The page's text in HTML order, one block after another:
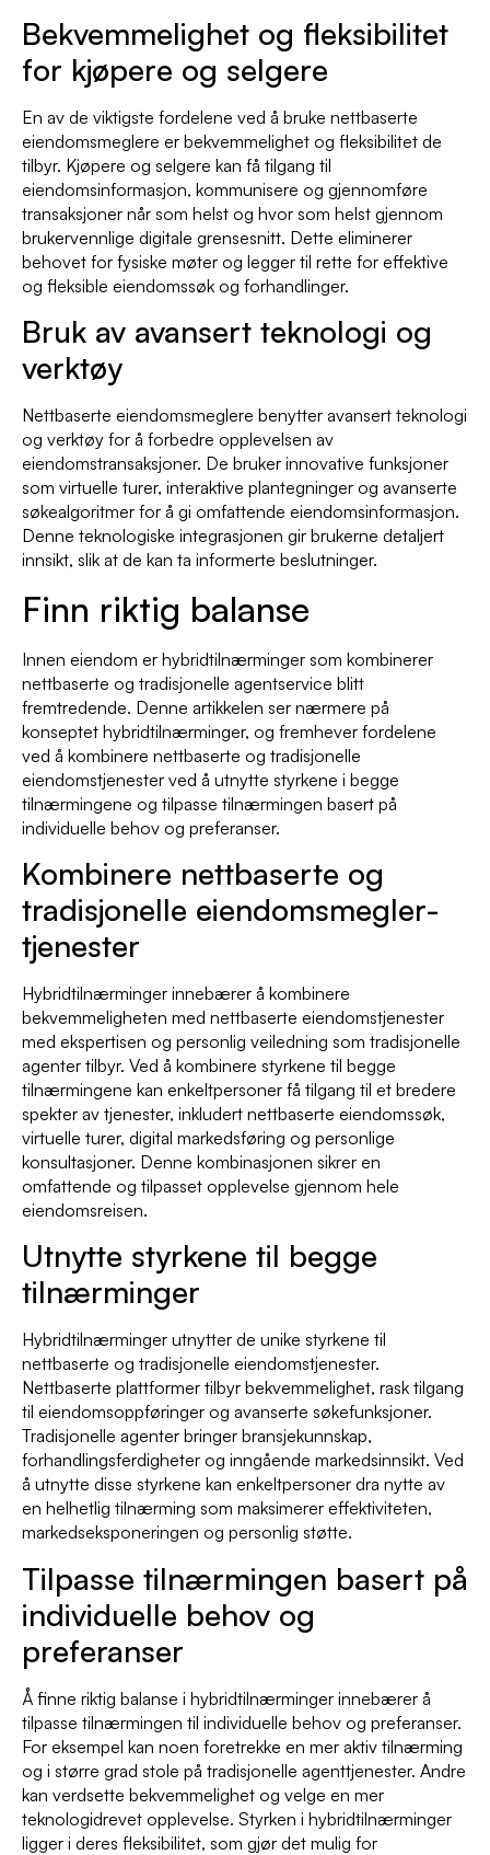
Bekvemmelighet og fleksibilitet
for kjøpere og selgere
En av de viktigste fordelene ved å bruke nettbaserte
eiendomsmeglere er bekvemmelighet og fleksibilitet de
tilbyr. Kjøpere og selgere kan få tilgang til
eiendomsinformasjon, kommunisere og gjennomføre
transaksjoner når som helst og hvor som helst gjennom
brukervennlige digitale grensesnitt. Dette eliminerer
behovet for fysiske møter og legger til rette for effektive
og fleksible eiendomssøk og forhandlinger.
Bruk av avansert teknologi og
verktøy
Nettbaserte eiendomsmeglere benytter avansert teknologi
og verktøy for å forbedre opplevelsen av
eiendomstransaksjoner. De bruker innovative funksjoner
som virtuelle turer, interaktive plantegninger og avanserte
søkealgoritmer for å gi omfattende eiendomsinformasjon.
Denne teknologiske integrasjonen gir brukerne detaljert
innsikt, slik at de kan ta informerte beslutninger.
Finn riktig balanse
Innen eiendom er hybridtilnærminger som kombinerer
nettbaserte og tradisjonelle agentservice blitt
fremtredende. Denne artikkelen ser nærmere på
konseptet hybridtilnærminger, og fremhever fordelene
ved å kombinere nettbaserte og tradisjonelle
eiendomstjenester ved å utnytte styrkene i begge
tilnærmingene og tilpasse tilnærmingen basert på
individuelle behov og preferanser.
Kombinere nettbaserte og
tradisjonelle eiendomsmegler-
tjenester
Hybridtilnærminger innebærer å kombinere
bekvemmeligheten med nettbaserte eiendomstjenester
med ekspertisen og personlig veiledning som tradisjonelle
agenter tilbyr. Ved å kombinere styrkene til begge
tilnærmingene kan enkeltpersoner få tilgang til et bredere
spekter av tjenester, inkludert nettbaserte eiendomssøk,
virtuelle turer, digital markedsføring og personlige
konsultasjoner. Denne kombinasjonen sikrer en
omfattende og tilpasset opplevelse gjennom hele
eiendomsreisen.
Utnytte styrkene til begge
tilnærminger
Hybridtilnærminger utnytter de unike styrkene til
nettbaserte og tradisjonelle eiendomstjenester.
Nettbaserte plattformer tilbyr bekvemmelighet, rask tilgang
til eiendomsoppføringer og avanserte søkefunksjoner.
Tradisjonelle agenter bringer bransjekunnskap,
forhandlingsferdigheter og inngående markedsinnsikt. Ved
å utnytte disse styrkene kan enkeltpersoner dra nytte av
en helhetlig tilnærming som maksimerer effektiviteten,
markedseksponeringen og personlig støtte.
Tilpasse tilnærmingen basert på
individuelle behov og
preferanser
Å finne riktig balanse i hybridtilnærminger innebærer å
tilpasse tilnærmingen til individuelle behov og preferanser.
For eksempel kan noen foretrekke en mer aktiv tilnærming
og i større grad stole på tradisjonelle agenttjenester. Andre
kan verdsette bekvemmelighet og velge en mer
teknologidrevet opplevelse. Styrken i hybridtilnærminger
ligger i deres fleksibilitet, som gjør det mulig for